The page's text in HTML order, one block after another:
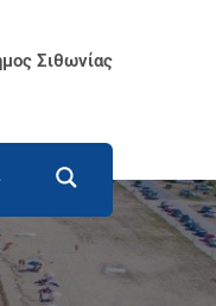
Σιθωνίας